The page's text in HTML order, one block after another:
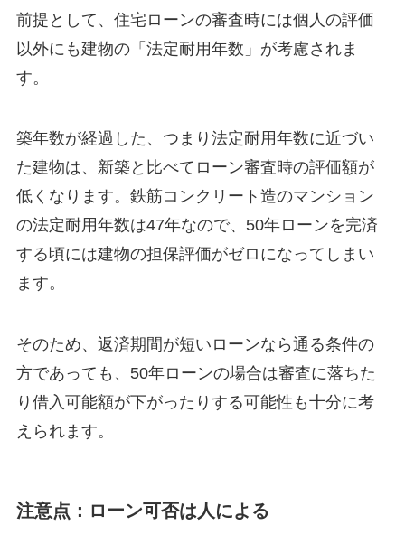
前提として、住宅ローンの審査時には個人の評価
以外にも建物の「法定耐用年数」が考慮されま
す。
築年数が経過した、つまり法定耐用年数に近づい
た建物は、新築と比べてローン審査時の評価額が
低くなります。鉄筋コンクリート造のマンション
の法定耐用年数は47年なので、50年ローンを完済
する頃には建物の担保評価がゼロになってしまい
ます。
そのため、返済期間が短いローンなら通る条件の
方であっても、50年ローンの場合は審査に落ちた
り借入可能額が下がったりする可能性も十分に考
えられます。
注意点：ローン可否は人による